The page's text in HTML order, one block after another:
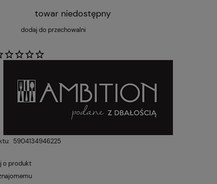
towar niedostępny
dodaj do przechowalni
5904134946225
o produkt